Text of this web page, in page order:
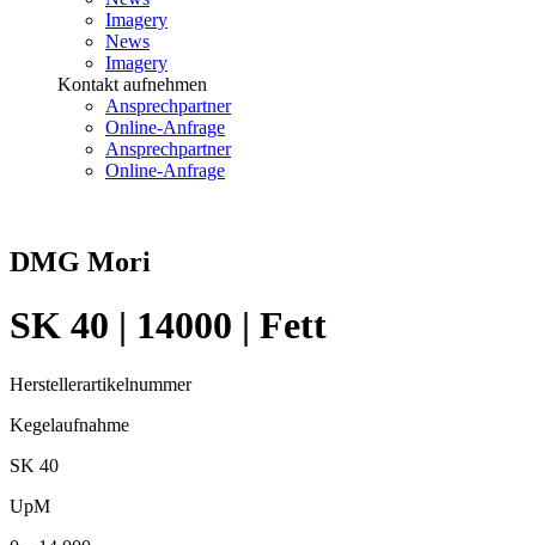
Imagery
News
Imagery
Kontakt aufnehmen
Ansprechpartner
Online-Anfrage
Ansprechpartner
Online-Anfrage
DMG Mori
SK 40 | 14000 | Fett
Herstellerartikelnummer
Kegelaufnahme
SK 40
UpM